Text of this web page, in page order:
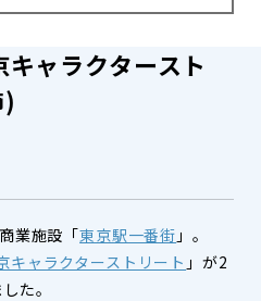
ャラクタースト
業施設「東京駅一番街 」。
キャラクターストリート 」が2
た。